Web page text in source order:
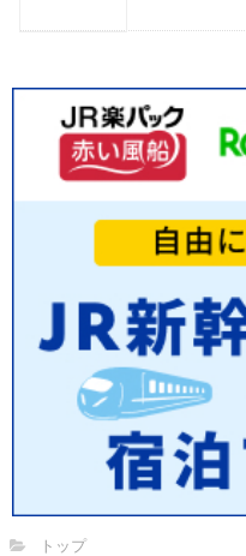
トップ